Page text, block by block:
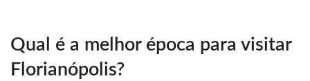
Qual é a melhor época para visitar
Florianópolis?